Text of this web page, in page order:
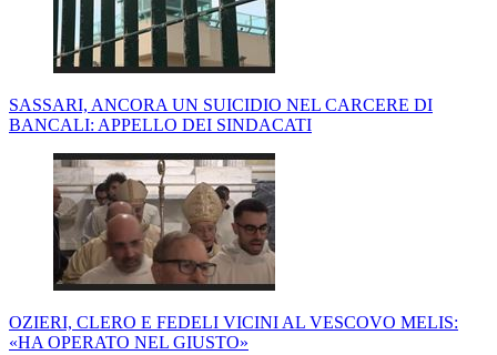
SASSARI, ANCORA UN SUICIDIO NEL CARCERE DI
BANCALI: APPELLO DEI SINDACATI
OZIERI, CLERO E FEDELI VICINI AL VESCOVO MELIS:
«HA OPERATO NEL GIUSTO»